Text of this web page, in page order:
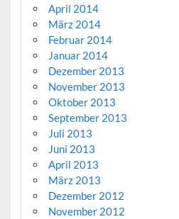
April 2014
März 2014
Februar 2014
Januar 2014
Dezember 2013
November 2013
Oktober 2013
September 2013
Juli 2013
Juni 2013
April 2013
März 2013
Dezember 2012
November 2012